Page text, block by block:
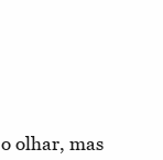
olhar, mas